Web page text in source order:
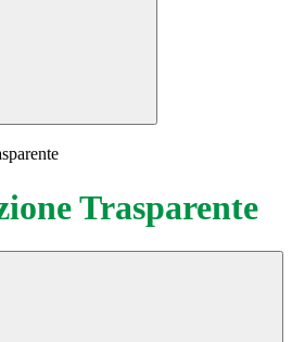
Trasparente